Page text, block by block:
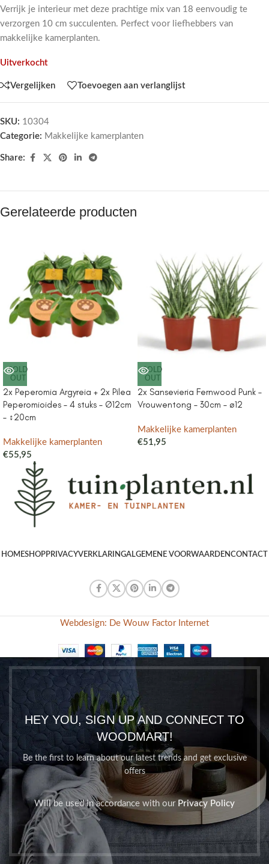
Verrijk je interieur met deze prachtige mix van 18 eenvoudig te
verzorgen 10 cm succulenten. Perfect voor liefhebbers van
makkelijke kamerplanten.
Uitverkocht
Vergelijken Toevoegen aan verlanglijst
SKU: 10304
Categorie: Makkelijke kamerplanten
Share:
Gerelateerde producten
SOLD
OUT
2x Peperomia Argyreia + 2x Pilea
Peperomioides – 4 stuks – Ø12cm
– ↕20cm
Makkelijke kamerplanten
€55,95
SOLD
OUT
2x Sansevieria Fernwood Punk –
Vrouwentong – 30cm – ø12
Makkelijke kamerplanten
€51,95
HOMESHOPPRIVACYVERKLARINGALGEMENE VOORWAARDENCONTACT
Webdesign: De Wouw Factor Internet
HEY YOU, SIGN UP AND CONNECT TO
WOODMART!
Be the first to learn about our latest trends and get exclusive
offers
Will be used in accordance with our Privacy Policy